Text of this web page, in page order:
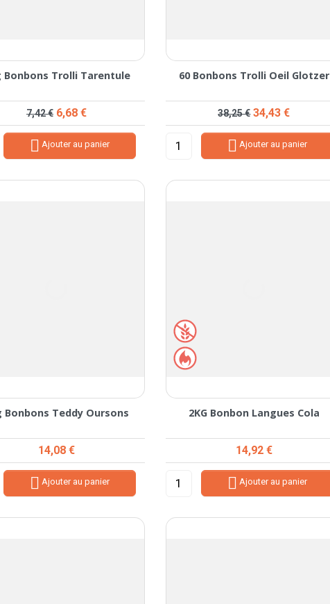
Bonbons Trolli Tarentule
Prix de base
7,42 € Prix
6,68 €
 Ajouter au panier
60 Bonbons Trolli Oeil Glotzer
Prix de base
38,25 € Prix
34,43 €
 Ajouter au panier
Bonbons Teddy Oursons
Prix
14,08 €
 Ajouter au panier
2KG Bonbon Langues Cola
Prix
14,92 €
 Ajouter au panier